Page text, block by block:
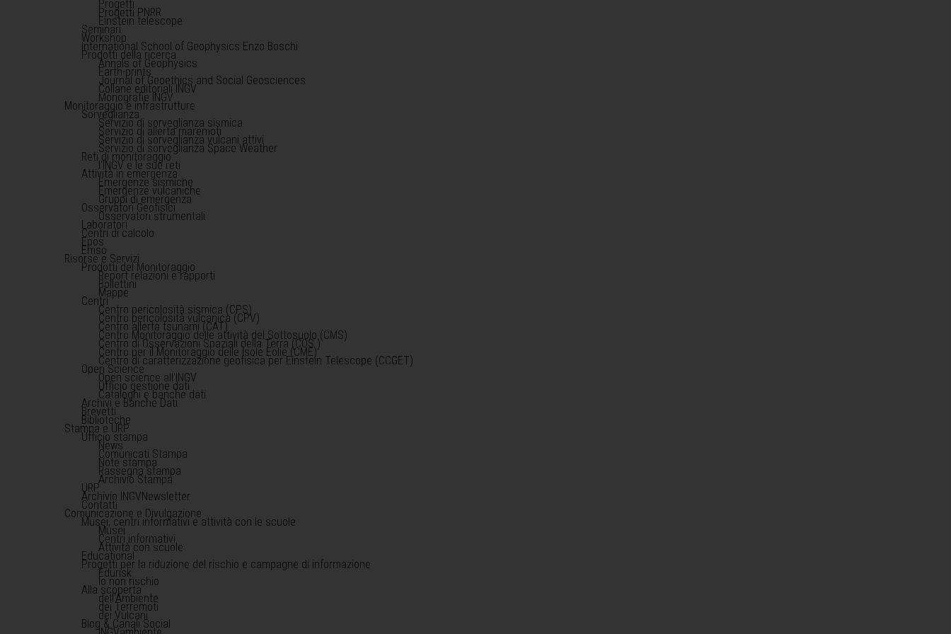
Progetti
Progetti PNRR
Einstein telescope
Seminari
Workshop
International School of Geophysics Enzo Boschi
Prodotti della ricerca
Annals of Geophysics
Earth-prints
Journal of Geoethics and Social Geosciences
Collane editoriali INGV
Monografie INGV
Monitoraggio e infrastrutture
Sorveglianza
Servizio di sorveglianza sismica
Servizio di allerta maremoti
Servizio di sorveglianza vulcani attivi
Servizio di sorveglianza Space Weather
Reti di monitoraggio
l'INGV e le sue reti
Attività in emergenza
Emergenze sismiche
Emergenze vulcaniche
Gruppi di emergenza
Osservatori Geofisici
Osservatori strumentali
Laboratori
Centri di calcolo
Epos
Emso
Risorse e Servizi
Prodotti del Monitoraggio
Report relazioni e rapporti
Bollettini
Mappe
Centri
Centro pericolosità sismica (CPS)
Centro pericolosità vulcanica (CPV)
Centro allerta tsunami (CAT)
Centro Monitoraggio delle attività del Sottosuolo (CMS)
Centro di Osservazioni Spaziali della Terra (COS )
Centro per il Monitoraggio delle Isole Eolie (CME)
Centro di caratterizzazione geofisica per Einstein Telescope (CCGET)
Open Science
Open science all'INGV
Ufficio gestione dati
Cataloghi e banche dati
Archivi e Banche Dati
Brevetti
Biblioteche
Stampa e URP
Ufficio stampa
News
Comunicati Stampa
Note stampa
Rassegna stampa
Archivio Stampa
URP
Archivio INGVNewsletter
Contatti
Comunicazione e Divulgazione
Musei, centri informativi e attività con le scuole
Musei
Centri informativi
Attività con scuole
Educational
Progetti per la riduzione del rischio e campagne di informazione
Edurisk
Io non rischio
Alla scoperta
dell'Ambiente
dei Terremoti
dei Vulcani
Blog & Canali Social